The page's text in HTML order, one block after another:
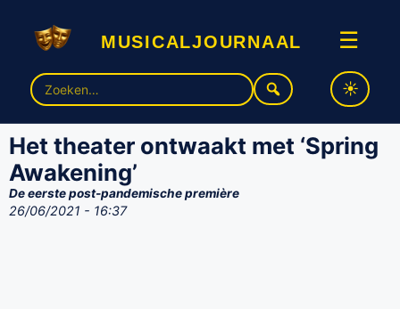
musicaljournaal ☰
Zoek
naar:
Het theater ontwaakt met ‘Spring
Awakening’
De eerste post-pandemische première
26/06/2021 - 16:37